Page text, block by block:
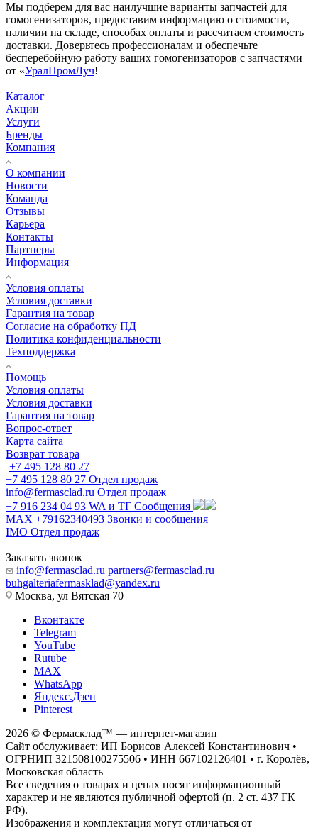
Мы подберем для вас наилучшие варианты запчастей для
гомогенизаторов, предоставим информацию о стоимости,
наличии на складе, способах оплаты и рассчитаем стоимость
доставки. Доверьтесь профессионалам и обеспечьте
бесперебойную работу ваших гомогенизаторов с запчастями
от «УралПромЛуч!
Каталог
Акции
Услуги
Бренды
Компания
О компании
Новости
Команда
Отзывы
Карьера
Контакты
Партнеры
Информация
Условия оплаты
Условия доставки
Гарантия на товар
Согласие на обработку ПД
Политика конфиденциальности
Техподдержка
Помощь
Условия оплаты
Условия доставки
Гарантия на товар
Вопрос-ответ
Карта сайта
Возврат товара
+7 495 128 80 27
+7 495 128 80 27 Отдел продаж
info@fermasclad.ru Отдел продаж
+7 916 234 04 93 WA и ТГ Сообщения
MAX +79162340493 Звонки и сообщения
IMO Отдел продаж
Заказать звонок
info@fermasclad.ru partners@fermasclad.ru
buhgalteriafermasklad@yandex.ru
Москва, ул Вятская 70
Вконтакте
Telegram
YouTube
Rutube
MAX
WhatsApp
Яндекс.Дзен
Pinterest
2026 © Фермасклад™ — интернет-магазин
Сайт обслуживает: ИП Борисов Алексей Константинович •
ОГРНИП 321508100275506 • ИНН 667102126401 • г. Королёв,
Московская область
Все сведения о товарах и ценах носят информационный
характер и не являются публичной офертой (п. 2 ст. 437 ГК
РФ).
Изображения и комплектация могут отличаться от